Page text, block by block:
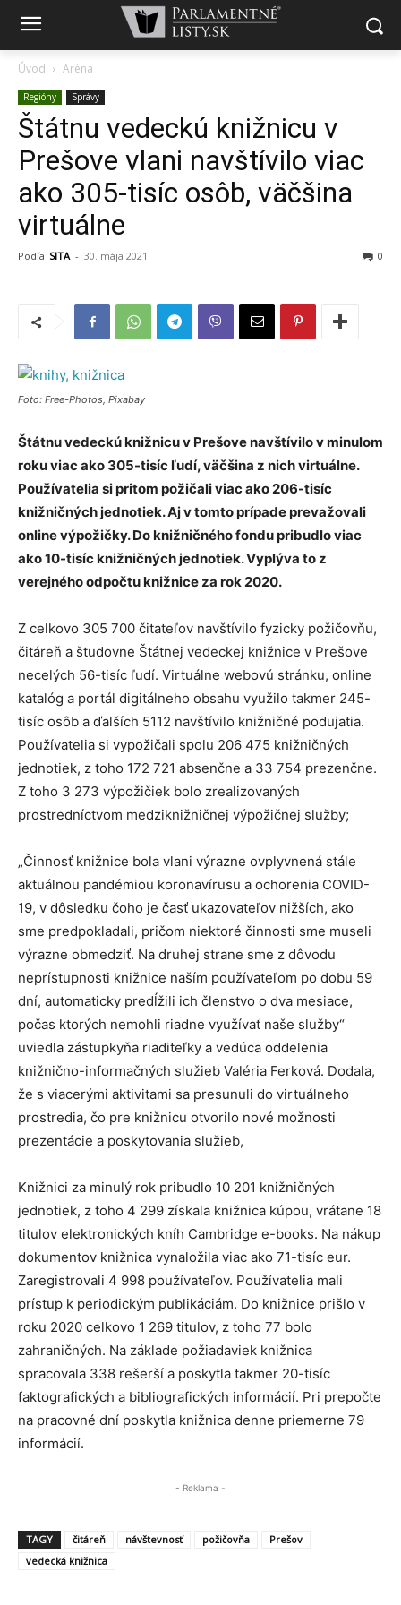
Úvod Aréna
Regióny Správy
Štátnu vedeckú knižnicu v
Prešove vlani navštívilo viac
ako 305-tisíc osôb, väčšina
virtuálne
Podľa SITA - 30. mája 2021 0
Foto: Free-Photos, Pixabay
Štátnu vedeckú knižnicu v Prešove navštívilo v minulom
roku viac ako 305-tisíc ľudí, väčšina z nich virtuálne.
Používatelia si pritom požičali viac ako 206-tisíc
knižničných jednotiek. Aj v tomto prípade prevažovali
online výpožičky. Do knižničného fondu pribudlo viac
ako 10-tisíc knižničných jednotiek. Vyplýva to z
verejného odpočtu knižnice za rok 2020.
Z celkovo 305 700 čitateľov navštívilo fyzicky požičovňu,
čitáreň a študovne Štátnej vedeckej knižnice v Prešove
necelých 56-tisíc ľudí. Virtuálne webovú stránku, online
katalóg a portál digitálneho obsahu využilo takmer 245-
tisíc osôb a ďalších 5112 navštívilo knižničné podujatia.
Používatelia si vypožičali spolu 206 475 knižničných
jednotiek, z toho 172 721 absenčne a 33 754 prezenčne.
Z toho 3 273 výpožičiek bolo zrealizovaných
prostredníctvom medziknižničnej výpožičnej služby;
„Činnosť knižnice bola vlani výrazne ovplyvnená stále
aktuálnou pandémiou koronavírusu a ochorenia COVID-
19, v dôsledku čoho je časť ukazovateľov nižších, ako
sme predpokladali, pričom niektoré činnosti sme museli
výrazne obmedziť. Na druhej strane sme z dôvodu
neprístupnosti knižnice naším používateľom po dobu 59
dní, automaticky predĺžili ich členstvo o dva mesiace,
počas ktorých nemohli riadne využívať naše služby“
uviedla zástupkyňa riaditeľky a vedúca oddelenia
knižnično-informačných služieb Valéria Ferková. Dodala,
že s viacerými aktivitami sa presunuli do virtuálneho
prostredia, čo pre knižnicu otvorilo nové možnosti
prezentácie a poskytovania služieb,
Knižnici za minulý rok pribudlo 10 201 knižničných
jednotiek, z toho 4 299 získala knižnica kúpou, vrátane 18
titulov elektronických kníh Cambridge e-books. Na nákup
dokumentov knižnica vynaložila viac ako 71-tisíc eur.
Zaregistrovali 4 998 používateľov. Používatelia mali
prístup k periodickým publikáciám. Do knižnice prišlo v
roku 2020 celkovo 1 269 titulov, z toho 77 bolo
zahraničných. Na základe požiadaviek knižnica
spracovala 338 rešerší a poskytla takmer 20-tisíc
faktografických a bibliografických informácií. Pri prepočte
na pracovné dní poskytla knižnica denne priemerne 79
informácií.
- Reklama -
TAGY čitáreň návštevnosť požičovňa
Prešov
vedecká knižnica